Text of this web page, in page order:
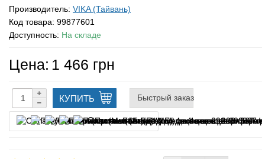
Производитель: VIKA (Тайвань)
Код товара: 99877601
Доступность: На складе
Цена: 1 466 грн
КУПИТЬ Быстрый заказ
Оплата частями